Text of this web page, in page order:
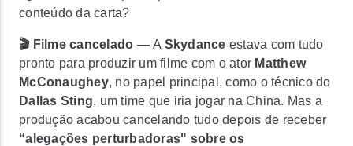
conteúdo da carta?
🎬 Filme cancelado — A Skydance estava com tudo
pronto para produzir um filme com o ator Matthew
McConaughey, no papel principal, como o técnico do
Dallas Sting, um time que iria jogar na China. Mas a
produção acabou cancelando tudo depois de receber
“alegações perturbadoras" sobre os